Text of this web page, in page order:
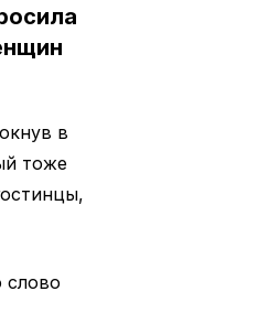
в
тоже
слово